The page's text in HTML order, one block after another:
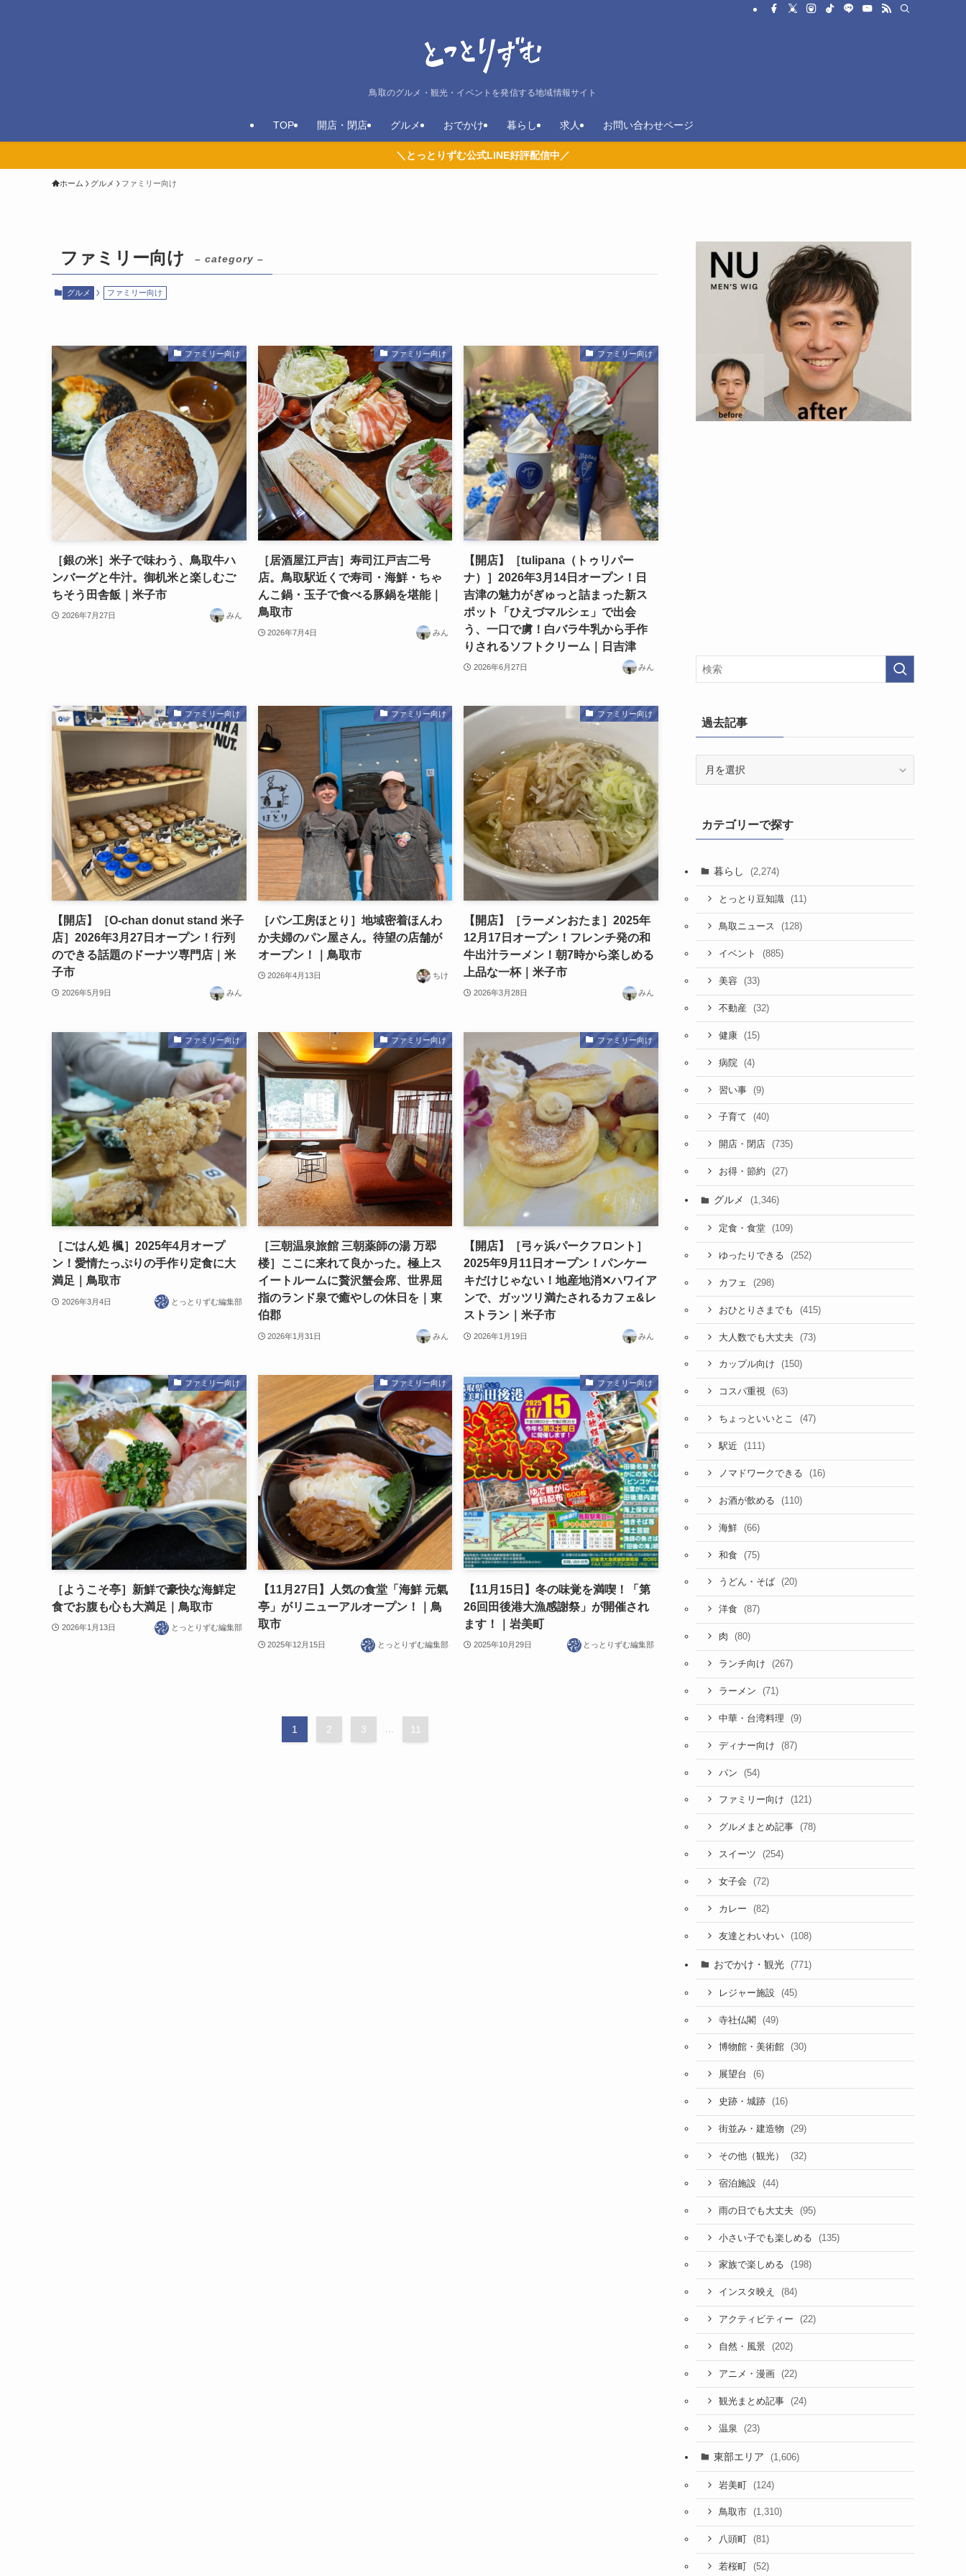
鳥取のグルメ・観光・イベントを発信する地域情報サイト
TOP 開店・閉店 グルメ おでかけ 暮らし 求人 お問い合わせページ
＼とっとりずむ公式LINE好評配信中／
ホーム グルメ ファミリー向け
ファミリー向け – category –
グルメ ファミリー向け
ファミリー向け
［銀の米］米子で味わう、鳥取牛ハ
ンバーグと牛汁。御机米と楽しむご
ちそう田舎飯｜米子市
2026年7月27日 みん
ファミリー向け
［居酒屋江戸吉］寿司江戸吉二号
店。鳥取駅近くで寿司・海鮮・ちゃ
んこ鍋・玉子で食べる豚鍋を堪能｜
鳥取市
2026年7月4日 みん
ファミリー向け
【開店】［tulipana（トゥリパー
ナ）］2026年3月14日オープン！日
吉津の魅力がぎゅっと詰まった新ス
ポット「ひえづマルシェ」で出会
う、一口で虜！白バラ牛乳から手作
りされるソフトクリーム｜日吉津
2026年6月27日 みん
ファミリー向け
【開店】［O-chan donut stand 米子
店］2026年3月27日オープン！行列
のできる話題のドーナツ専門店｜米
子市
2026年5月9日 みん
ファミリー向け
［パン工房ほとり］地域密着ほんわ
か夫婦のパン屋さん。待望の店舗が
オープン！｜鳥取市
2026年4月13日 ちけ
ファミリー向け
【開店】［ラーメンおたま］2025年
12月17日オープン！フレンチ発の和
牛出汁ラーメン！朝7時から楽しめる
上品な一杯｜米子市
2026年3月28日 みん
ファミリー向け
［ごはん処 楓］2025年4月オープ
ン！愛情たっぷりの手作り定食に大
満足｜鳥取市
2026年3月4日 とっとりずむ編集部
ファミリー向け
［三朝温泉旅館 三朝薬師の湯 万翆
楼］ここに来れて良かった。極上ス
イートルームに贅沢蟹会席、世界屈
指のランド泉で癒やしの休日を｜東
伯郡
2026年1月31日 みん
ファミリー向け
【開店】［弓ヶ浜パークフロント］
2025年9月11日オープン！パンケー
キだけじゃない！地産地消✕ハワイア
ンで、ガッツリ満たされるカフェ&レ
ストラン｜米子市
2026年1月19日 みん
ファミリー向け
［ようこそ亭］新鮮で豪快な海鮮定
食でお腹も心も大満足｜鳥取市
2026年1月13日 とっとりずむ編集部
ファミリー向け
【11月27日】人気の食堂「海鮮 元氣
亭」がリニューアルオープン！｜鳥
取市
2025年12月15日 とっとりずむ編集部
ファミリー向け
【11月15日】冬の味覚を満喫！「第
26回田後港大漁感謝祭」が開催され
ます！｜岩美町
2025年10月29日 とっとりずむ編集部
1 2 3 11
過去記事
カテゴリーで探す
暮らし (2,274)
とっとり豆知識 (11)
鳥取ニュース (128)
イベント (885)
美容 (33)
不動産 (32)
健康 (15)
病院 (4)
習い事 (9)
子育て (40)
開店・閉店 (735)
お得・節約 (27)
グルメ (1,346)
定食・食堂 (109)
ゆったりできる (252)
カフェ (298)
おひとりさまでも (415)
大人数でも大丈夫 (73)
カップル向け (150)
コスパ重視 (63)
ちょっといいとこ (47)
駅近 (111)
ノマドワークできる (16)
お酒が飲める (110)
海鮮 (66)
和食 (75)
うどん・そば (20)
洋食 (87)
肉 (80)
ランチ向け (267)
ラーメン (71)
中華・台湾料理 (9)
ディナー向け (87)
パン (54)
ファミリー向け (121)
グルメまとめ記事 (78)
スイーツ (254)
女子会 (72)
カレー (82)
友達とわいわい (108)
おでかけ・観光 (771)
レジャー施設 (45)
寺社仏閣 (49)
博物館・美術館 (30)
展望台 (6)
史跡・城跡 (16)
街並み・建造物 (29)
その他（観光） (32)
宿泊施設 (44)
雨の日でも大丈夫 (95)
小さい子でも楽しめる (135)
家族で楽しめる (198)
インスタ映え (84)
アクティビティー (22)
自然・風景 (202)
アニメ・漫画 (22)
観光まとめ記事 (24)
温泉 (23)
東部エリア (1,606)
岩美町 (124)
鳥取市 (1,310)
八頭町 (81)
若桜町 (52)